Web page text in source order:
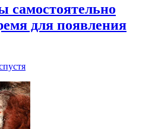
самостоятельно
для появления